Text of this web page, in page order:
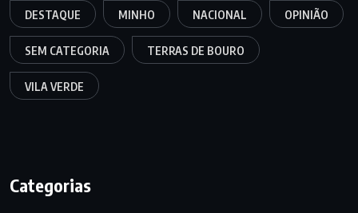
DESTAQUE MINHO NACIONAL OPINIÃO
SEM CATEGORIA TERRAS DE BOURO
VILA VERDE
Categorias